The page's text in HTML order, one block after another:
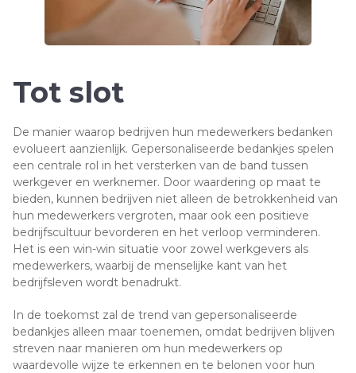
Tot slot
De manier waarop bedrijven hun medewerkers bedanken
evolueert aanzienlijk. Gepersonaliseerde bedankjes spelen
een centrale rol in het versterken van de band tussen
werkgever en werknemer. Door waardering op maat te
bieden, kunnen bedrijven niet alleen de betrokkenheid van
hun medewerkers vergroten, maar ook een positieve
bedrijfscultuur bevorderen en het verloop verminderen.
Het is een win-win situatie voor zowel werkgevers als
medewerkers, waarbij de menselijke kant van het
bedrijfsleven wordt benadrukt.
In de toekomst zal de trend van gepersonaliseerde
bedankjes alleen maar toenemen, omdat bedrijven blijven
streven naar manieren om hun medewerkers op
waardevolle wijze te erkennen en te belonen voor hun